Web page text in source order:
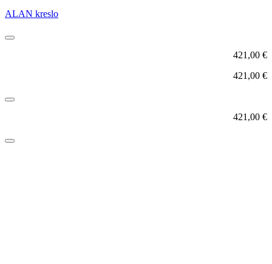
ALAN kreslo
421,00 €
421,00 €
421,00 €